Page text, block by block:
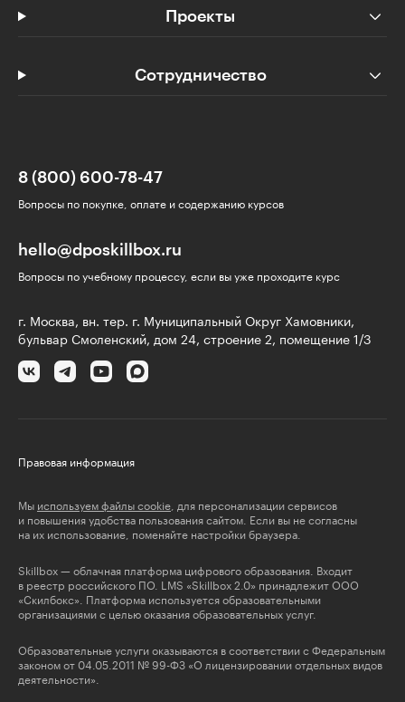
Проекты
Сотрудничество
8 (800) 600-78-47
Вопросы по покупке, оплате и содержанию курсов
hello@dposkillbox.ru
Вопросы по учебному процессу, если вы уже проходите курс
г. Москва, вн. тер. г. Муниципальный Округ Хамовники,
бульвар Смоленский, дом 24, строение 2, помещение 1/3
Правовая информация
Мы используем файлы cookie , для персонализации сервисов
и повышения удобства пользования сайтом. Если вы не согласны
на их использование, поменяйте настройки браузера.
Skillbox — облачная платформа цифрового образования. Входит
в реестр российского ПО. LMS «Skillbox 2.0» принадлежит ООО
«Скилбокс». Платформа используется образовательными
организациями с целью оказания образовательных услуг.
Образовательные услуги оказываются в соответствии с Федеральным
законом от 04.05.2011 № 99-ФЗ «О лицензировании отдельных видов
деятельности».